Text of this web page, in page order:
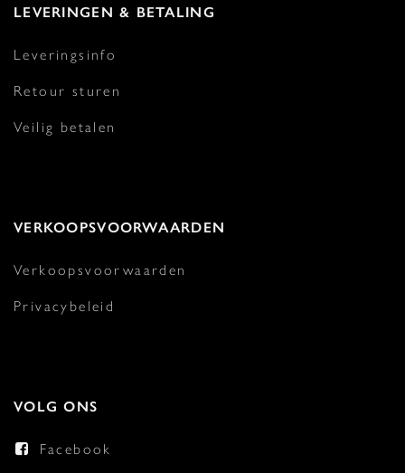
LEVERINGEN & BETALING
Leveringsinfo
Retour sturen
Veilig betalen
VERKOOPSVOORWAARDEN
Verkoopsvoorwaarden
Privacybeleid
VOLG ONS
Facebook